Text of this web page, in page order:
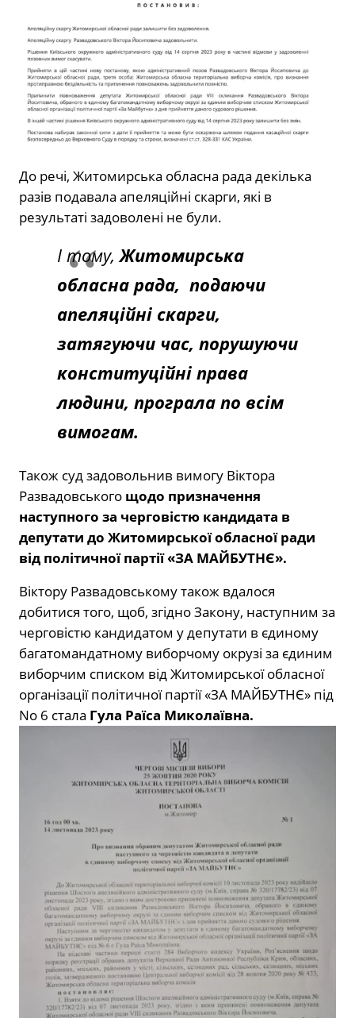
До речі, Житомирська обласна рада декілька
разів подавала апеляційні скарги, які в
результаті задоволені не були.
І тому,Житомирська
обласна рада, подаючи
апеляційні скарги,
затягуючи час, порушуючи
конституційні права
людини, програла по всім
вимогам.
Також суд задовольнив вимогу Віктора
Развадовського щодо призначення
наступного за черговістю кандидата в
депутати до Житомирської обласної ради
від політичної партії «ЗА МАЙБУТНЄ».
Віктору Развадовському також вдалося
добитися того, щоб, згідно Закону, наступним за
черговістю кандидатом у депутати в єдиному
багатомандатному виборчому окрузі за єдиним
виборчим списком від Житомирської обласної
організації політичної партії «ЗА МАЙБУТНЄ» під
No 6 стала Гула Раїса Миколаївна.